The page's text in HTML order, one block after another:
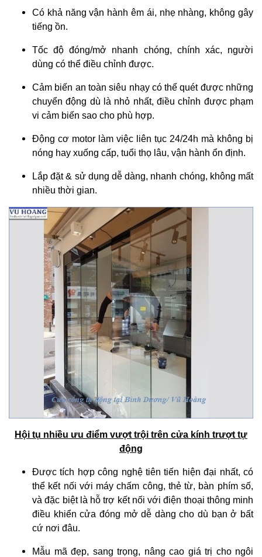
Có khả năng vận hành êm ái, nhẹ nhàng, không gây
tiếng ồn.
Tốc độ đóng/mở nhanh chóng, chính xác, người
dùng có thể điều chỉnh được.
Cảm biến an toàn siêu nhạy có thể quét được những
chuyển động dù là nhỏ nhất, điều chỉnh được phạm
vi cảm biến sao cho phù hợp.
Động cơ motor làm việc liên tục 24/24h mà không bị
nóng hay xuống cấp, tuổi thọ lâu, vận hành ổn định.
Lắp đặt & sử dụng dễ dàng, nhanh chóng, không mất
nhiều thời gian.
Hội tụ nhiều ưu điểm vượt trội trên cửa kính trượt tự
động
Được tích hợp công nghệ tiên tiến hiện đại nhất, có
thể kết nối với máy chấm công, thẻ từ, bàn phím số,
và đặc biệt là hỗ trợ kết nối với điện thoại thông minh
điều khiển cửa đóng mở dễ dàng cho dù bạn ở bất
cứ nơi đâu.
Mẫu mã đẹp, sang trọng, nâng cao giá trị cho ngôi